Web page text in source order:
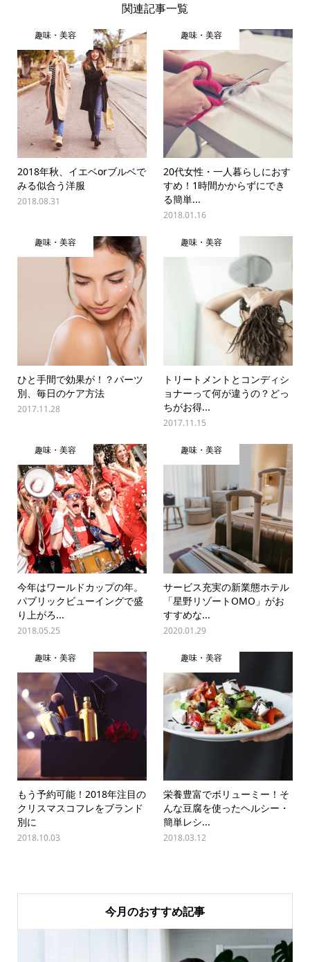
関連記事一覧
趣味・美容
2018年秋、イエベorブルベで
みる似合う洋服
2018.08.31
趣味・美容
20代女性・一人暮らしにおす
すめ！1時間かからずにでき
る簡単...
2018.01.16
趣味・美容
ひと手間で効果が！？パーツ
別、毎日のケア方法
2017.11.28
趣味・美容
トリートメントとコンディシ
ョナーって何が違うの？どっ
ちがお得...
2017.11.15
趣味・美容
今年はワールドカップの年。
パブリックビューイングで盛
り上がろ...
2018.05.25
趣味・美容
サービス充実の新業態ホテル
「星野リゾートOMO」がお
すすめな...
2020.01.29
趣味・美容
もう予約可能！2018年注目の
クリスマスコフレをブランド
別に
2018.10.03
趣味・美容
栄養豊富でボリューミー！そ
んな豆腐を使ったヘルシー・
簡単レシ...
2018.03.12
今月のおすすめ記事